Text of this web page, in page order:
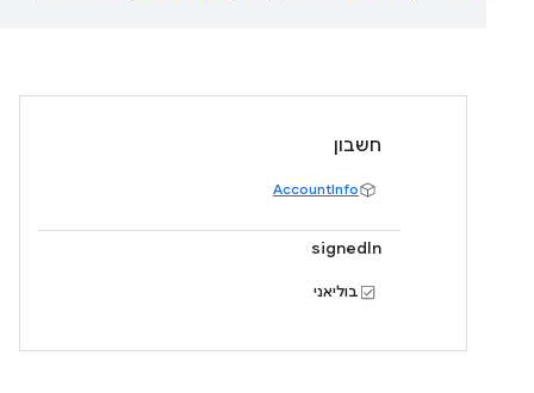
חשבון
AccountInfo
signedIn
בוליאני